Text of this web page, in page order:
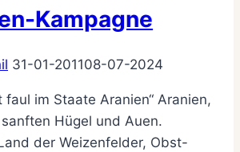
Kampagne
31-01-201108-07-2024
faul im Staate Aranien“ Aranien,
Hügel und Auen.
der Weizenfelder, Obst-